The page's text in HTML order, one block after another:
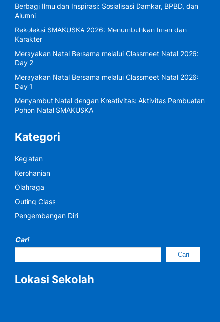
Berbagi Ilmu dan Inspirasi: Sosialisasi Damkar, BPBD, dan
Alumni
Rekoleksi SMAKUSKA 2026: Menumbuhkan Iman dan
Karakter
Merayakan Natal Bersama melalui Classmeet Natal 2026:
Day 2
Merayakan Natal Bersama melalui Classmeet Natal 2026:
Day 1
Menyambut Natal dengan Kreativitas: Aktivitas Pembuatan
Pohon Natal SMAKUSKA
Kategori
Kegiatan
Kerohanian
Olahraga
Outing Class
Pengembangan Diri
Cari
Cari
Lokasi Sekolah